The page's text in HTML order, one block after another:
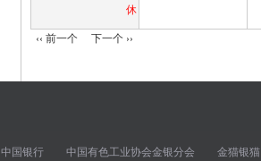
分
‹‹ 前一个 下一个 ››
中国银行 中国有色工业协会金银分会 金猫银猫